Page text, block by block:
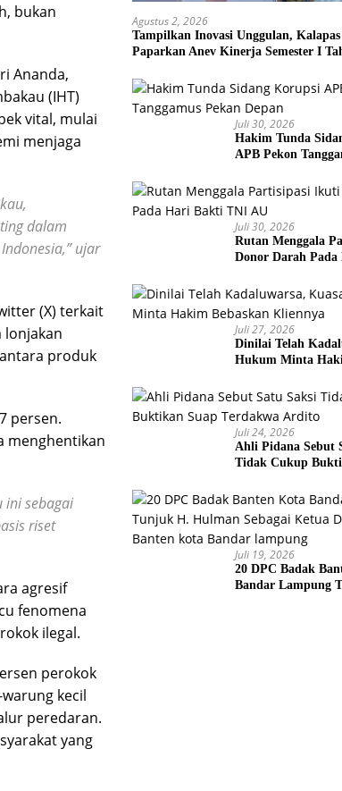
bukan
Ananda,
(IHT)
vital, mulai
menjaga
dalam
ujar
(X) terkait
lonjakan
produk
persen.
menghentikan
ini sebagai
riset
agresif
fenomena
ilegal.
perokok
kecil
peredaran.
yang
Agustus 2, 2026
Tampilkan Inovasi Unggulan,
Paparkan Anev Kinerja Semester I
Juli 30, 2026
Hakim Tunda
APB Pekon
Juli 30, 2026
Rutan Menggala
Donor Darah
Juli 27, 2026
Dinilai Telah
Hukum Minta
Juli 24, 2026
Ahli Pidana Sebut
Tidak Cukup
Juli 19, 2026
20 DPC Badak
Bandar Lampung